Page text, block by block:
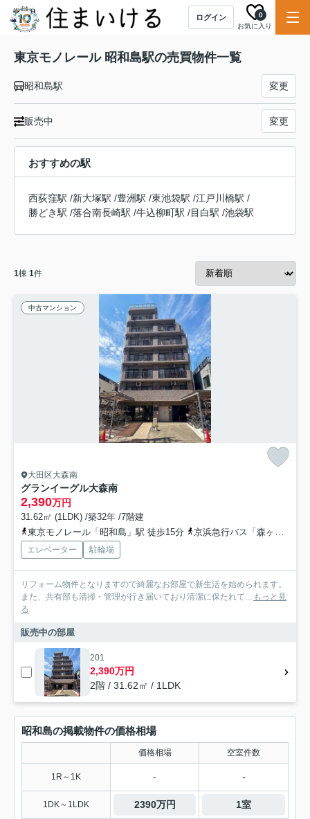
ログイン
お気に入り
0
東京モノレール 昭和島駅の売買物件一覧
昭和島駅 変更
販売中 変更
おすすめの駅
西荻窪駅 /新大塚駅 /豊洲駅 /東池袋駅 /江戸川橋駅 /
勝どき駅 /落合南長崎駅 /牛込柳町駅 /目白駅 /池袋駅
1棟 1件
中古マンション
大田区大森南
グランイーグル大森南
2,390万円
31.62㎡ (1LDK) /築32年 /7階建
東京モノレール「昭和島」駅 徒歩15分
京浜急行バス「森ヶ崎十字路」バス停下車 徒歩3分
エレベーター 駐輪場
リフォーム物件となりますので綺麗なお部屋で新生活を始められます。
また、共有部も清掃・管理が行き届いており清潔に保たれて... もっと見
る
販売中の部屋
201
2,390万円
2階 / 31.62㎡ / 1LDK
昭和島の掲載物件の価格相場
価格相場 空室件数
1R～1K - -
1DK～1LDK 2390万円 1室